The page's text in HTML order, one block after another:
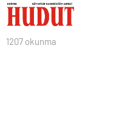
1207 okunma